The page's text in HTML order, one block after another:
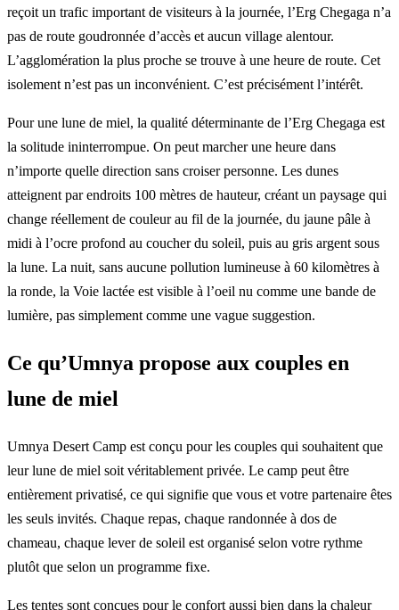
reçoit un trafic important de visiteurs à la journée, l’Erg Chegaga n’a
pas de route goudronnée d’accès et aucun village alentour.
L’agglomération la plus proche se trouve à une heure de route. Cet
isolement n’est pas un inconvénient. C’est précisément l’intérêt.
Pour une lune de miel, la qualité déterminante de l’Erg Chegaga est
la solitude ininterrompue. On peut marcher une heure dans
n’importe quelle direction sans croiser personne. Les dunes
atteignent par endroits 100 mètres de hauteur, créant un paysage qui
change réellement de couleur au fil de la journée, du jaune pâle à
midi à l’ocre profond au coucher du soleil, puis au gris argent sous
la lune. La nuit, sans aucune pollution lumineuse à 60 kilomètres à
la ronde, la Voie lactée est visible à l’oeil nu comme une bande de
lumière, pas simplement comme une vague suggestion.
Ce qu’Umnya propose aux couples en
lune de miel
Umnya Desert Camp est conçu pour les couples qui souhaitent que
leur lune de miel soit véritablement privée. Le camp peut être
entièrement privatisé, ce qui signifie que vous et votre partenaire êtes
les seuls invités. Chaque repas, chaque randonnée à dos de
chameau, chaque lever de soleil est organisé selon votre rythme
plutôt que selon un programme fixe.
Les tentes sont conçues pour le confort aussi bien dans la chaleur